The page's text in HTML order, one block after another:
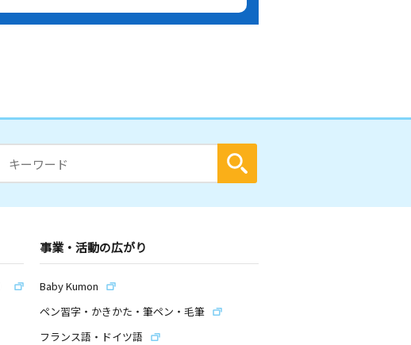
事業・活動の広がり
Baby Kumon
ペン習字・かきかた・筆ペン・毛筆
フランス語・ドイツ語